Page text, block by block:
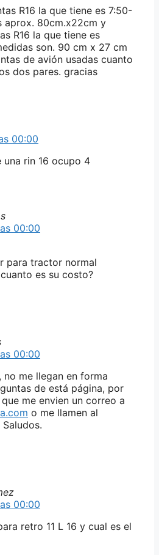
R16 la que tiene es 7:50-
aprox. 80cm.x22cm y
R16 la que tiene es
son. 90 cm x 27 cm
de avión usadas cuanto
dos pares. gracias
00:00
una rin 16 ocupo 4
00:00
para tractor normal
es su costo?
00:00
no me llegan en forma
de está página, por
me envien un correo a
o me llamen al
00:00
retro 11 L 16 y cual es el